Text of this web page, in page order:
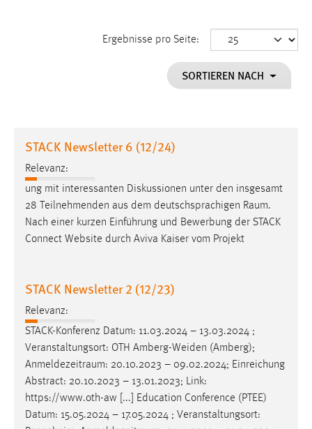
Ergebnisse pro Seite:
SORTIEREN NACH
STACK Newsletter 6 (12/24)
Relevanz:
ung mit interessanten Diskussionen unter den insgesamt
28 Teilnehmenden aus dem deutschsprachigen Raum.
Nach einer kurzen Einführung und Bewerbung der STACK
Connect Website durch Aviva Kaiser vom Projekt
STACK Newsletter 2 (12/23)
Relevanz:
STACK-Konferenz Datum: 11.03.2024 – 13.03.2024 ;
Veranstaltungsort: OTH Amberg-Weiden (Amberg);
Anmeldezeitraum: 20.10.2023 – 09.02.2024; Einreichung
Abstract: 20.10.2023 – 13.01.2023; Link:
https://www.oth-aw [...] Education Conference (PTEE)
Datum: 15.05.2024 – 17.05.2024 ; Veranstaltungsort:
Dieser Cookie speichert die ausgewählten Einverständnis-
Performance
Name:
staticfilecache
Zweck:
Für performante Seitenauslieferung wird in diesem Cookie
gespeichert, ob man eingeloggt ist.
Name:
site-language-preference
Zweck:
Das Cookie speichert die gewählte Sprache der Website.
Cookie Laufzeit:
30 Tage